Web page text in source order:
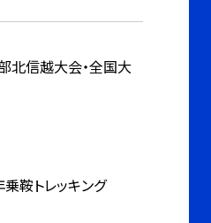
信越大会・全国大
鞍トレッキング